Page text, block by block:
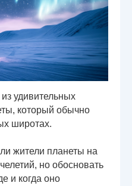
удивительных
который обычно
широтах.
жители планеты на
но обосновать
и когда оно